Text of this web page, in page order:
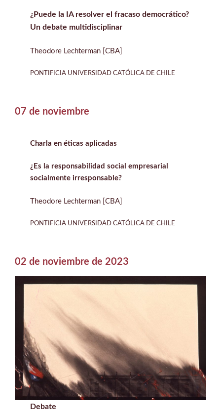
¿Puede la IA resolver el fracaso democrático?
Un debate multidisciplinar
Theodore Lechterman [CBA]
PONTIFICIA UNIVERSIDAD CATÓLICA DE CHILE
07 de noviembre
Charla en éticas aplicadas
¿Es la responsabilidad social empresarial
socialmente irresponsable?
Theodore Lechterman [CBA]
PONTIFICIA UNIVERSIDAD CATÓLICA DE CHILE
02 de noviembre de 2023
Debate